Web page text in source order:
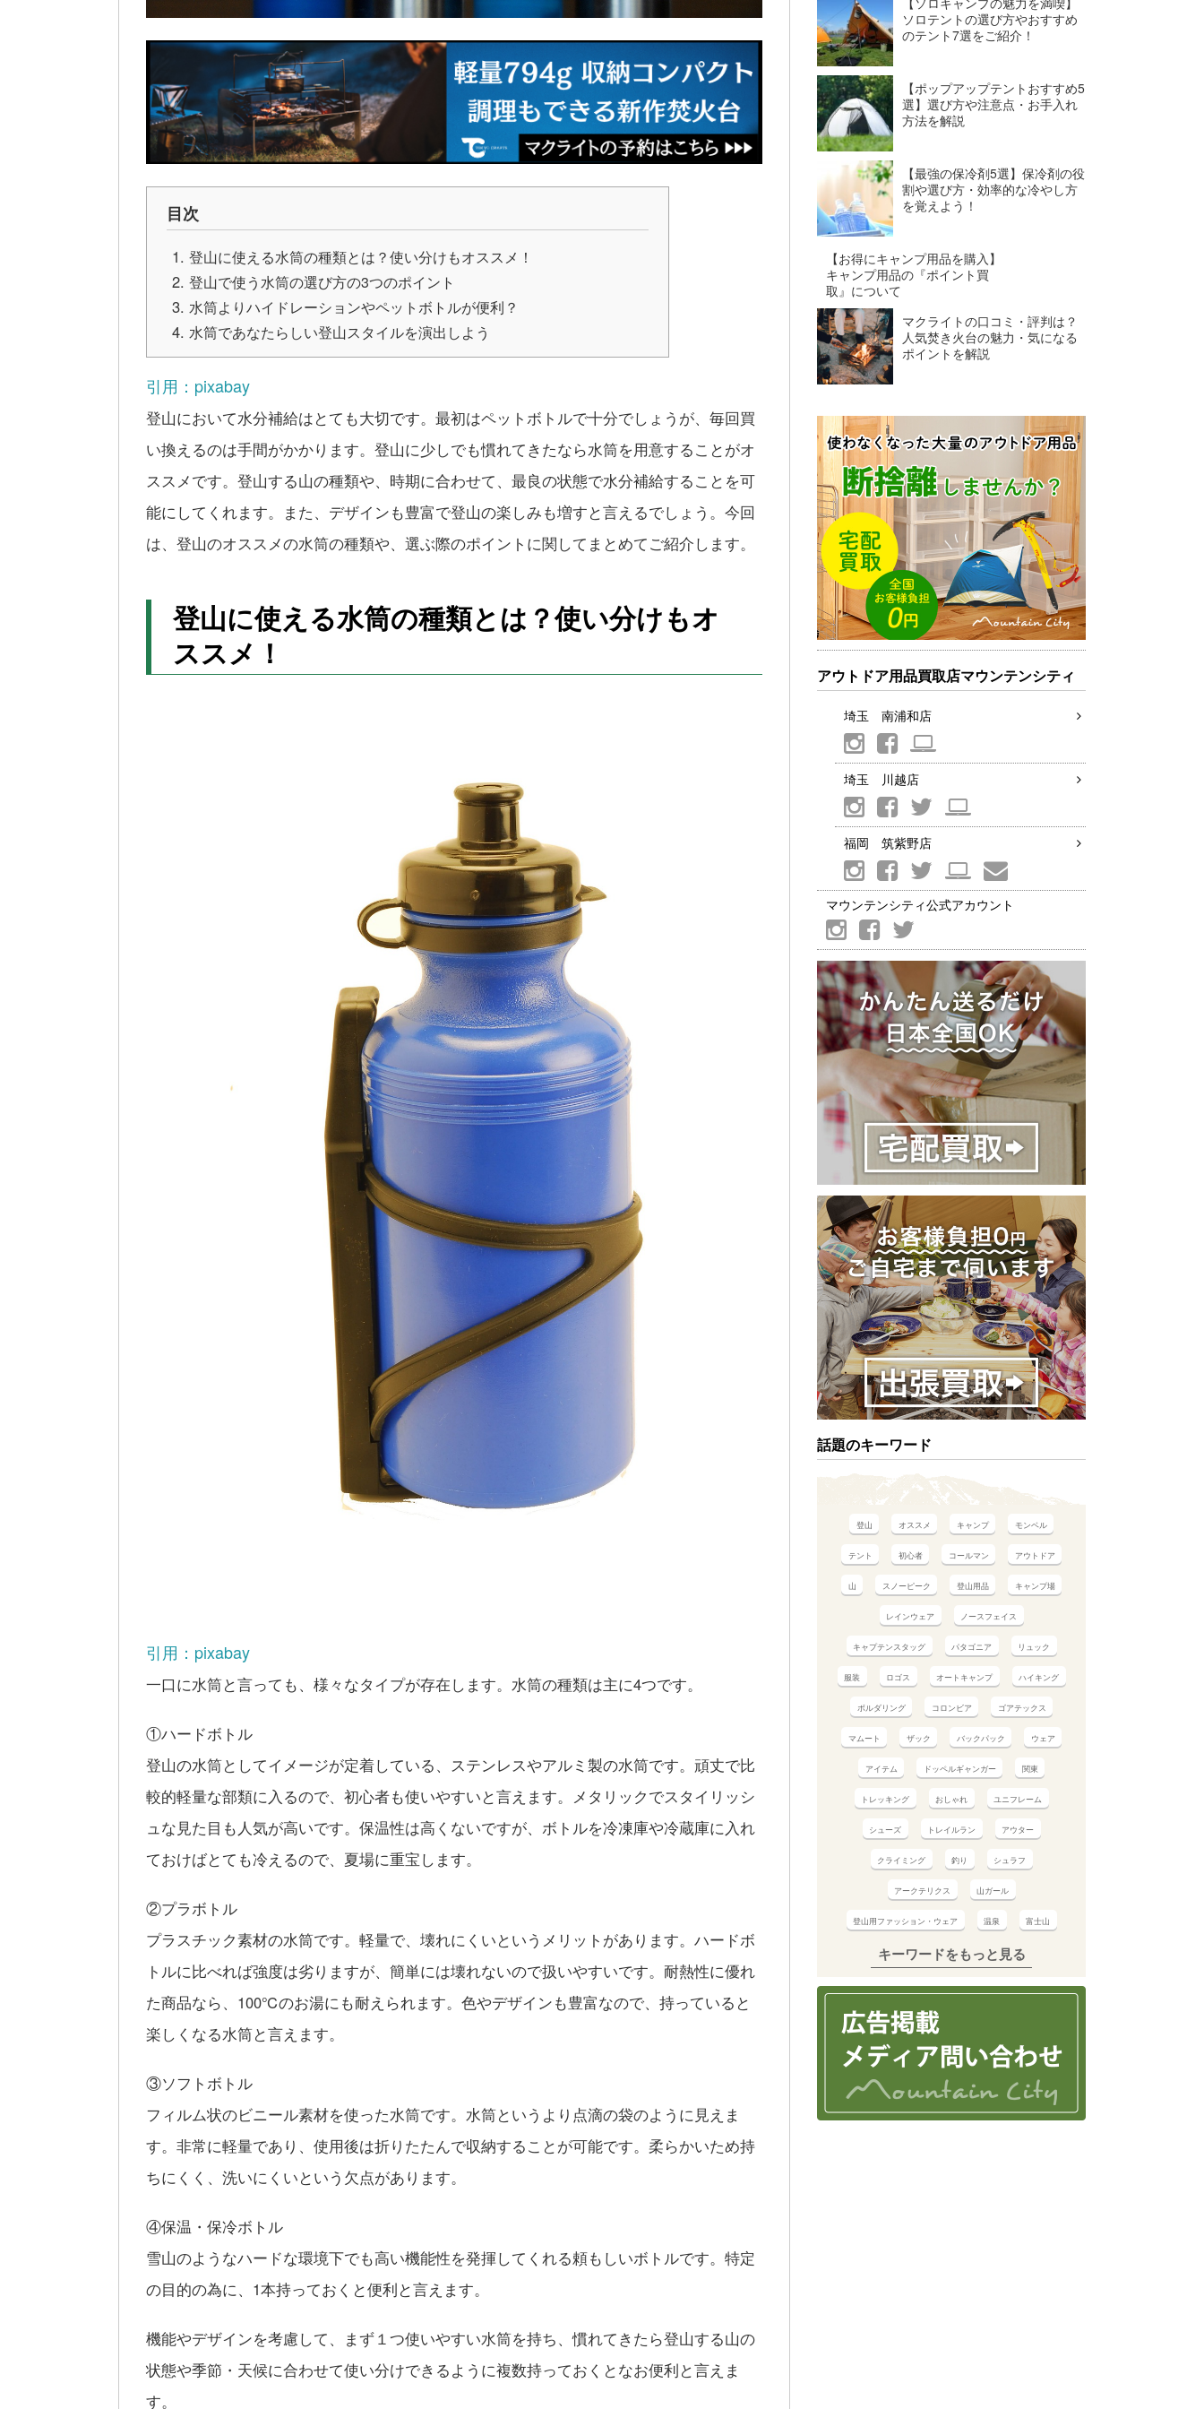
目次
登山に使える水筒の種類とは？使い分けもオススメ！
登山で使う水筒の選び方の3つのポイント
水筒よりハイドレーションやペットボトルが便利？
水筒であなたらしい登山スタイルを演出しよう
引用：pixabay
登山において水分補給はとても大切です。最初はペットボトルで十分でしょうが、毎回買
い換えるのは手間がかかります。登山に少しでも慣れてきたなら水筒を用意することがオ
ススメです。登山する山の種類や、時期に合わせて、最良の状態で水分補給することを可
能にしてくれます。また、デザインも豊富で登山の楽しみも増すと言えるでしょう。今回
は、登山のオススメの水筒の種類や、選ぶ際のポイントに関してまとめてご紹介します。
登山に使える水筒の種類とは？使い分けもオ
ススメ！
引用：pixabay
一口に水筒と言っても、様々なタイプが存在します。水筒の種類は主に4つです。
①ハードボトル
登山の水筒としてイメージが定着している、ステンレスやアルミ製の水筒です。頑丈で比
較的軽量な部類に入るので、初心者も使いやすいと言えます。メタリックでスタイリッシ
ュな見た目も人気が高いです。保温性は高くないですが、ボトルを冷凍庫や冷蔵庫に入れ
ておけばとても冷えるので、夏場に重宝します。
②プラボトル
プラスチック素材の水筒です。軽量で、壊れにくいというメリットがあります。ハードボ
トルに比べれば強度は劣りますが、簡単には壊れないので扱いやすいです。耐熱性に優れ
た商品なら、100℃のお湯にも耐えられます。色やデザインも豊富なので、持っていると
楽しくなる水筒と言えます。
③ソフトボトル
フィルム状のビニール素材を使った水筒です。水筒というより点滴の袋のように見えま
す。非常に軽量であり、使用後は折りたたんで収納することが可能です。柔らかいため持
ちにくく、洗いにくいという欠点があります。
④保温・保冷ボトル
雪山のようなハードな環境下でも高い機能性を発揮してくれる頼もしいボトルです。特定
の目的の為に、1本持っておくと便利と言えます。
機能やデザインを考慮して、まず１つ使いやすい水筒を持ち、慣れてきたら登山する山の
状態や季節・天候に合わせて使い分けできるように複数持っておくとなお便利と言えま
す。
ソロテントの選び方やおすすめ
のテント7選をご紹介！
【ポップアップテントおすすめ5
選】選び方や注意点・お手入れ
方法を解説
【最強の保冷剤5選】保冷剤の役
割や選び方・効率的な冷やし方
を覚えよう！
【お得にキャンプ用品を購入】
キャンプ用品の『ポイント買
取』について
マクライトの口コミ・評判は？
人気焚き火台の魅力・気になる
ポイントを解説
アウトドア用品買取店マウンテンシティ
埼玉 南浦和店
埼玉 川越店
福岡 筑紫野店
マウンテンシティ公式アカウント
話題のキーワード
登山 オススメ キャンプ モンベル
テント 初心者 コールマン アウトドア
山 スノーピーク 登山用品 キャンプ場
レインウェア ノースフェイス
キャプテンスタッグ パタゴニア リュック
服装 ロゴス オートキャンプ ハイキング
ボルダリング コロンビア ゴアテックス
マムート ザック バックパック ウェア
アイテム ドッペルギャンガー 関東
トレッキング おしゃれ ユニフレーム
シューズ トレイルラン アウター
クライミング 釣り シュラフ
アークテリクス 山ガール
登山用ファッション・ウェア 温泉 富士山
キーワードをもっと見る